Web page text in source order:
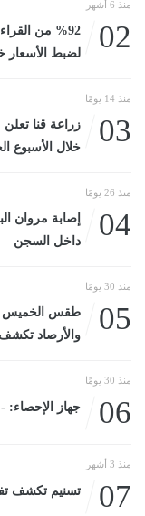
منذ 6 أشهر
02
%92 من
لضبط الأسعار
منذ 14 يومًا
03
زراعة قنا
خلال الأسبوع
منذ 26 يومًا
04
إصابة مروان
داخل السجن
منذ 30 يومًا
05
والأرصاد تكشف
منذ 30 يومًا
06 جهاز الإحصاء: - 0.9% معدل التضخم الشهرى لشهر يونيو 2026
منذ 3 أشهر
07 تسنيم تكشف